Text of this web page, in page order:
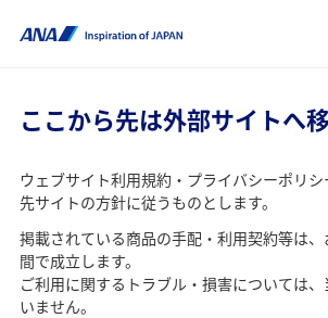
ここから先は外部サイトへ
ウェブサイト利用規約・プライバシーポリ
先サイトの方針に従うものとします。
掲載されている商品の手配・利用契約等は
間で成立します。
ご利用に関するトラブル・損害については
いません。